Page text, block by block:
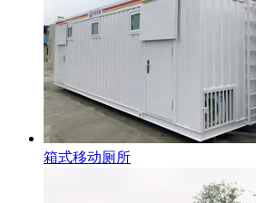
箱式移动厕所